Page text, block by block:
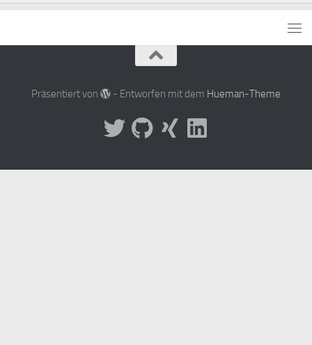
Präsentiert von - Entworfen mit dem Hueman-Theme